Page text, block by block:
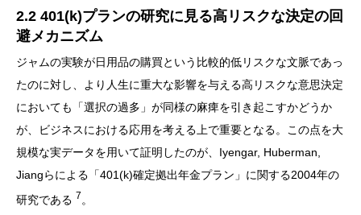
2.2 401(k)プランの研究に見る高リスクな決定の回
避メカニズム
ジャムの実験が日用品の購買という比較的低リスクな文脈であっ
たのに対し、より人生に重大な影響を与える高リスクな意思決定
においても「選択の過多」が同様の麻痺を引き起こすかどうか
が、ビジネスにおける応用を考える上で重要となる。この点を大
規模な実データを用いて証明したのが、Iyengar, Huberman,
Jiangらによる「401(k)確定拠出年金プラン」に関する2004年の
研究である 7 。